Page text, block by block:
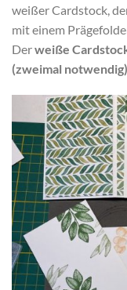
weißer Cardstock,
mit einem
Derweiße
(zweimal notwendig)